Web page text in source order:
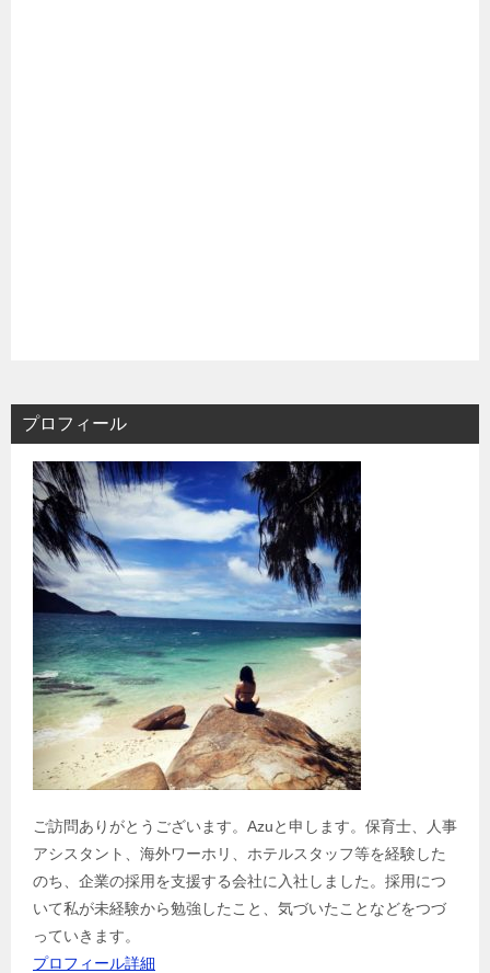
プロフィール
ご訪問ありがとうございます。Azuと申します。保育士、人事
アシスタント、海外ワーホリ、ホテルスタッフ等を経験した
のち、企業の採用を支援する会社に入社しました。採用につ
いて私が未経験から勉強したこと、気づいたことなどをつづ
っていきます。
プロフィール詳細